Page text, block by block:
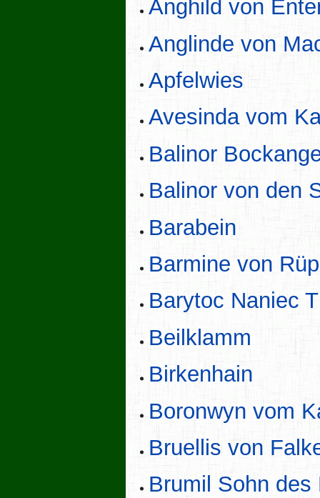
Anghild von
Anglinde von
Apfelwies
Avesinda vom
Balinor
Balinor von den
Barabein
Barmine von
Barytoc Naniec
Beilklamm
Birkenhain
Boronwyn vom
Bruellis von
Brumil Sohn des